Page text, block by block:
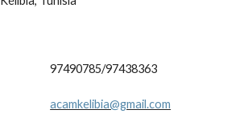
97490785/97438363
acamkelibia@gmail.com